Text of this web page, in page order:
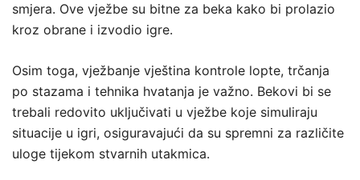
smjera. Ove vježbe su bitne za beka kako bi prolazio
kroz obrane i izvodio igre.
Osim toga, vježbanje vještina kontrole lopte, trčanja
po stazama i tehnika hvatanja je važno. Bekovi bi se
trebali redovito uključivati u vježbe koje simuliraju
situacije u igri, osiguravajući da su spremni za različite
uloge tijekom stvarnih utakmica.